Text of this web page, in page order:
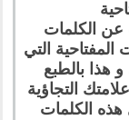
الكلمات
التي
هذا بالطبع
التجاؤية
الكلمات